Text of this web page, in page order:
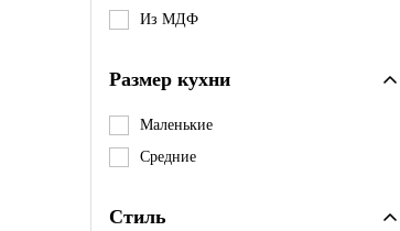
Из МДФ
Размер кухни
Маленькие
Средние
Стиль